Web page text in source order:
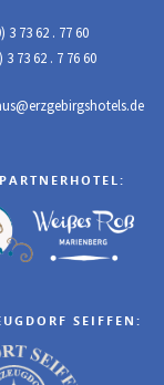
3 73 62 . 77 60
3 73 62 . 7 76 60
SEIFFEN: